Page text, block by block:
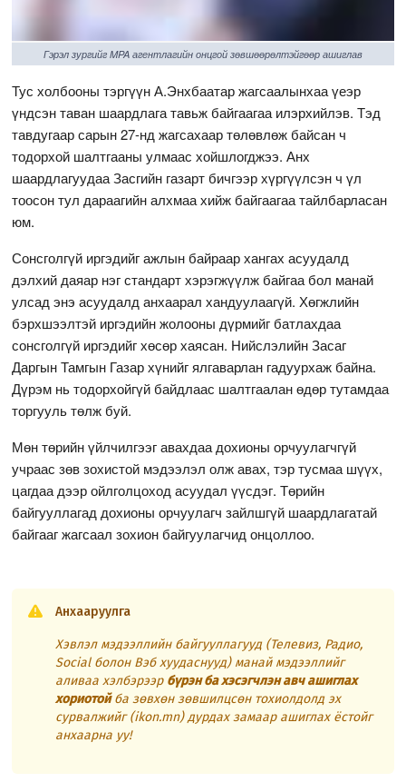
Гэрэл зургийг MPA агентлагийн онцгой зөвшөөрөлтэйгөөр ашиглав
Тус холбооны тэргүүн А.Энхбаатар жагсаалынхаа үеэр
үндсэн таван шаардлага тавьж байгаагаа илэрхийлэв. Тэд
тавдугаар сарын 27-нд жагсахаар төлөвлөж байсан ч
тодорхой шалтгааны улмаас хойшлогджээ. Анх
шаардлагуудаа Засгийн газарт бичгээр хүргүүлсэн ч үл
тоосон тул дараагийн алхмаа хийж байгаагаа тайлбарласан
юм.
Сонсголгүй иргэдийг ажлын байраар хангах асуудалд
дэлхий даяар нэг стандарт хэрэгжүүлж байгаа бол манай
улсад энэ асуудалд анхаарал хандуулаагүй. Хөгжлийн
бэрхшээлтэй иргэдийн жолооны дүрмийг батлахдаа
сонсголгүй иргэдийг хөсөр хаясан. Нийслэлийн Засаг
Даргын Тамгын Газар хүнийг ялгаварлан гадуурхаж байна.
Дүрэм нь тодорхойгүй байдлаас шалтгаалан өдөр тутамдаа
торгууль төлж буй.
Мөн төрийн үйлчилгээг авахдаа дохионы орчуулагчгүй
учраас зөв зохистой мэдээлэл олж авах, тэр тусмаа шүүх,
цагдаа дээр ойлголцоход асуудал үүсдэг. Төрийн
байгууллагад дохионы орчуулагч зайлшгүй шаардлагатай
байгааг жагсаал зохион байгуулагчид онцоллоо.
Анхааруулга
Хэвлэл мэдээллийн байгууллагууд (Телевиз, Радио,
Social болон Вэб хуудаснууд) манай мэдээллийг
аливаа хэлбэрээр бүрэн ба хэсэгчлэн авч ашиглах
хориотойба зөвхөн зөвшилцсөн тохиолдолд эх
сурвалжийг (ikon.mn) дурдах замаар ашиглах ёстойг
анхаарна уу!